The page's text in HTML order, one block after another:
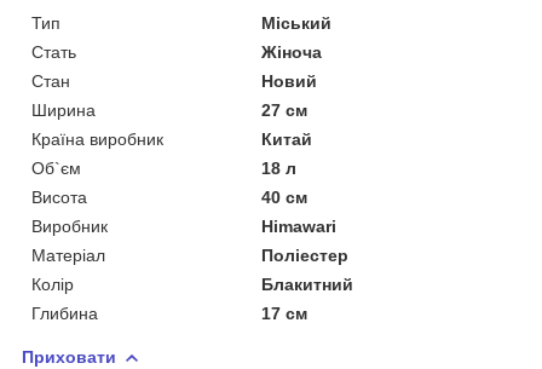
Тип
Міський
Стать
Жіноча
Стан
Новий
Ширина
27 см
Країна виробник
Китай
Об`єм
18 л
Висота
40 см
Виробник
Himawari
Матеріал
Поліестер
Колір
Блакитний
Глибина
17 см
Приховати